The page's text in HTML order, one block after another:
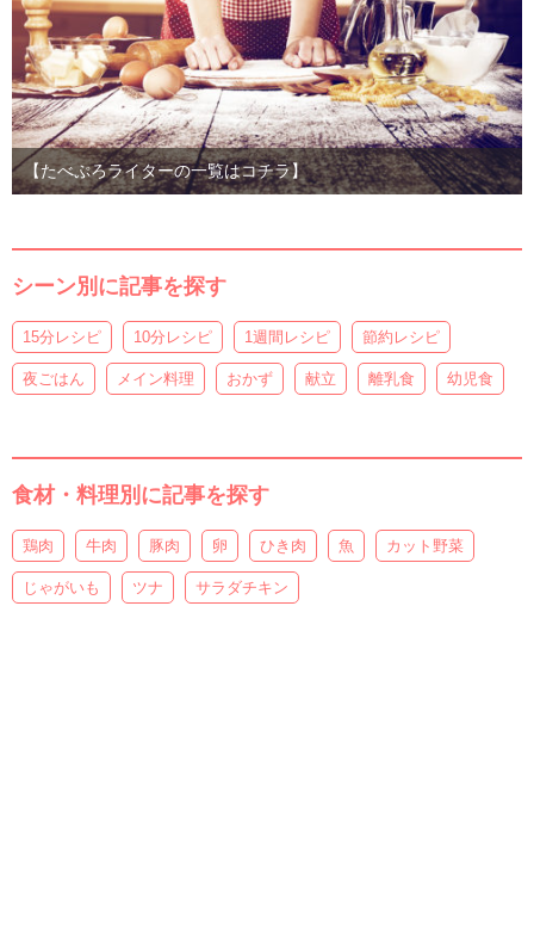
【たべぷろライターの一覧はコチラ】
シーン別に記事を探す
15分レシピ 10分レシピ 1週間レシピ 節約レシピ
夜ごはん メイン料理 おかず 献立 離乳食 幼児食
食材・料理別に記事を探す
鶏肉 牛肉 豚肉 卵 ひき肉 魚 カット野菜
じゃがいも ツナ サラダチキン